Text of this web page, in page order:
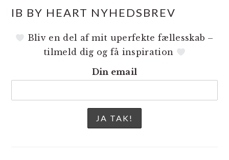
IB BY HEART NYHEDSBREV
Bliv en del af mit uperfekte fællesskab –
tilmeld dig og få inspiration
Din email